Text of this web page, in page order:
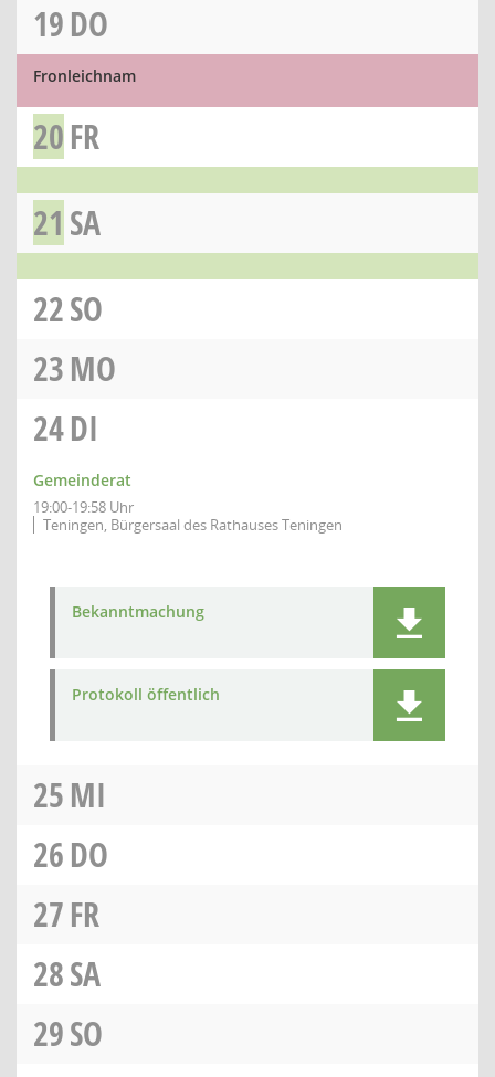
19DO
Fronleichnam
20FR
21 SA
22SO
23MO
24DI
Gemeinderat
19:00-19:58 Uhr
Teningen, Bürgersaal des Rathauses Teningen
Bekanntmachung
Protokoll öffentlich
25MI
26DO
27FR
28SA
29SO